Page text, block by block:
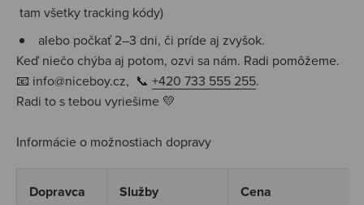
tam všetky tracking kódy)
alebo počkať 2–3 dni, či príde aj zvyšok.
Keď niečo chýba aj potom, ozvi sa nám. Radi pomôžeme.
📧 info@niceboy.cz, 📞 +420 733 555 255.
Radi to s tebou vyriešime 💛
Informácie o možnostiach dopravy
Dopravca Služby Cena